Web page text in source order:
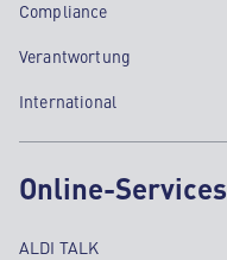
Compliance
Verantwortung
International
Online-Services
ALDI TALK